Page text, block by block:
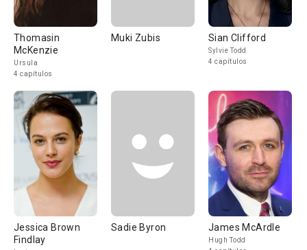
Thomasin
McKenzie
Ursula
4 capítulos
Muki Zubis Sian Clifford
Sylvie Todd
4 capítulos
Jessica Brown
Findlay
Sadie Byron James McArdle
Hugh Todd